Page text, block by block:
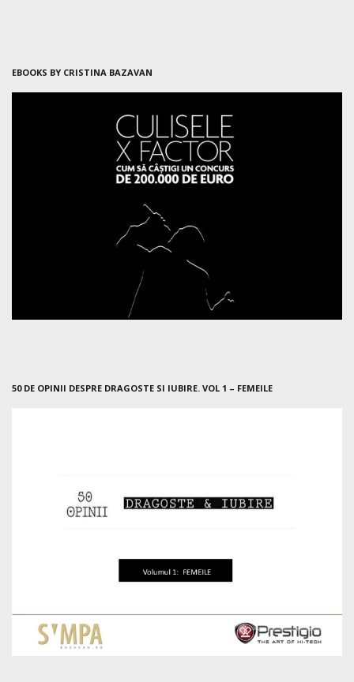
EBOOKS BY CRISTINA BAZAVAN
50 DE OPINII DESPRE DRAGOSTE SI IUBIRE. VOL 1 – FEMEILE